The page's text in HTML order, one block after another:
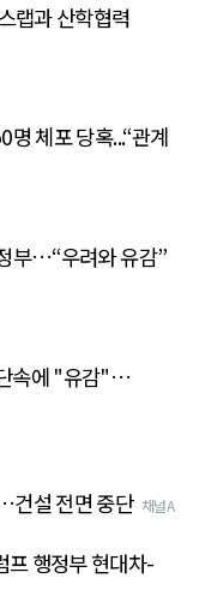
랩과 산학협력
체포 당혹...“관계
부…“우려와 유감”
속에 "유감"…
건설 전면 중단 채널A
행정부 현대차-